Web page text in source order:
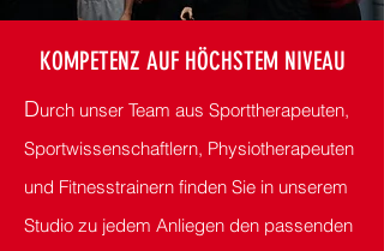
KOMPETENZ AUF HÖCHSTEM NIVEAU
Durch unser Team aus Sporttherapeuten,
Sportwissenschaftlern, Physiotherapeuten
und Fitnesstrainern finden Sie in unserem
Studio zu jedem Anliegen den passenden